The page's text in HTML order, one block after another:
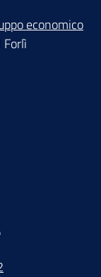
economico
Forlì